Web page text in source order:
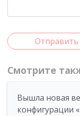
Отправить
Смотрите
Вышла новая
конфигурации